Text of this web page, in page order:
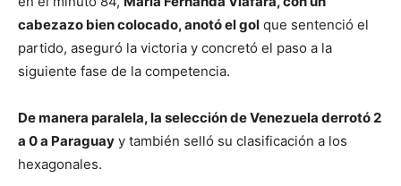
cabezazo bien colocado, anotó el gol que sentenció el
partido, aseguró la victoria y concretó el paso a la
siguiente fase de la competencia.
De manera paralela, la selección de Venezuela derrotó 2
a 0 a Paraguay y también selló su clasificación a los
hexagonales.